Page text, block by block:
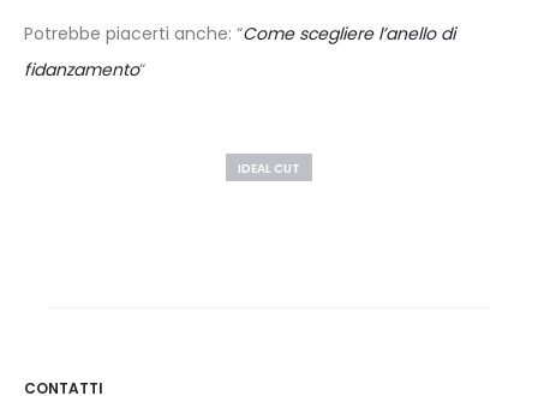
Potrebbe piacerti anche: “Come scegliere l’anello di
fidanzamento“
IDEAL CUT
CONTATTI